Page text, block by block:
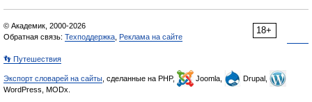
18+
© Академик, 2000-2026
Обратная связь: Техподдержка Реклама на сайте
👣 Путешествия
Экспорт словарей на сайты , сделанные на PHP, Joomla,
Drupal,
WordPress, MODx.